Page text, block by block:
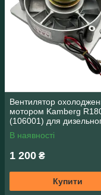
Вентилятор
мотором Kamberg
(106001) для
мотоблока.
В наявності
1 200 ₴
Купити